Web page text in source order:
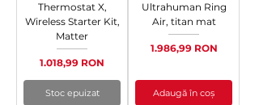
Thermostat X,
Wireless Starter Kit,
Matter
Preț
1.018,99 RON
Stoc epuizat
Ultrahuman Ring
Air, titan mat
Preț
1.986,99 RON
Adaugă în coș